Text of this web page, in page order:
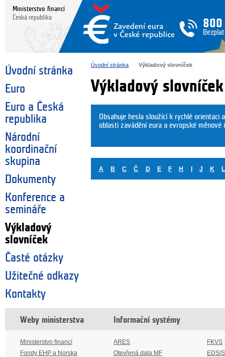
Ministerstvo financí
Česká republika
800
Úvodní stránka
Euro
Euro a Česká
republika
Národní
koordinační
skupina
Dokumenty
Konference a
semináře
Výkladový
slovníček
Časté otázky
Užitečné odkazy
Kontakty
Úvodní stránka Výkladový slovníček
Výkladový slovníček
Obsahuje hesla sloužící k rychlé orientaci
oblasti zavádění eura a evropské měnové
A B C Č D E F H J K L
Weby ministerstva
Ministerstvo financí
Fondy EHP a Norska
Informační systémy
ARES
Otevřená data MF
FKVS
EDS/